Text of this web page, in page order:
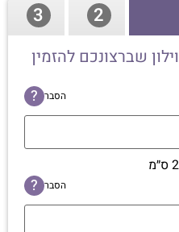
2
3
שברצונכם להזמין
הסבר ?
הסבר ?